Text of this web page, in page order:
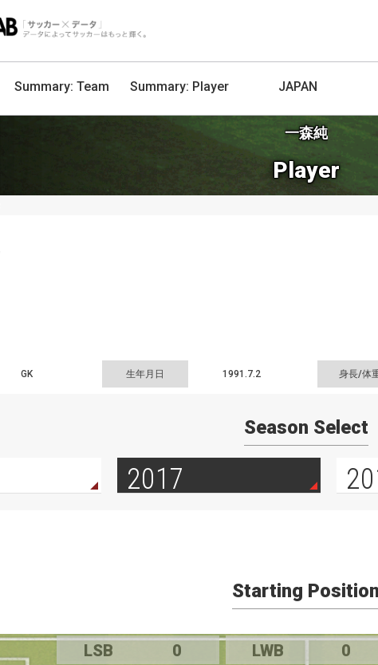
Summary: Team Summary: Player JAPAN
一森純
Player
GK 生年月日 1991.7.2 身長/体
Season Select
2017
Starting Position
LSB 0 LWB 0